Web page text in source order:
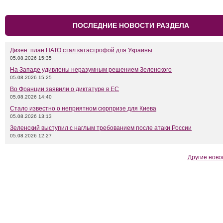
ПОСЛЕДНИЕ НОВОСТИ РАЗДЕЛА
Дизен: план НАТО стал катастрофой для Украины
05.08.2026 15:35
На Западе удивлены неразумным решением Зеленского
05.08.2026 15:25
Во Франции заявили о диктатуре в ЕС
05.08.2026 14:40
Стало известно о неприятном сюрпризе для Киева
05.08.2026 13:13
Зеленский выступил с наглым требованием после атаки России
05.08.2026 12:27
Другие